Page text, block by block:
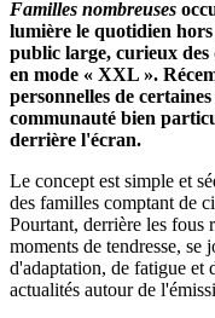
Familles nombreuses
lumière le quotidien
public large, curieux des
en mode « XXL ».
personnelles de
communauté bien
derrière l'écran.
Le concept est simple et
des familles comptant de
Pourtant, derrière les fous
moments de tendresse, se
d'adaptation, de fatigue et
actualités autour de